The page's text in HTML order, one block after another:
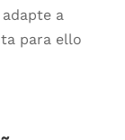
a
para ello